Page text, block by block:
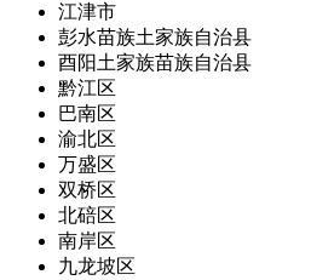
江津市
彭水苗族土家族自治县
酉阳土家族苗族自治县
黔江区
巴南区
渝北区
万盛区
双桥区
北碚区
南岸区
九龙坡区